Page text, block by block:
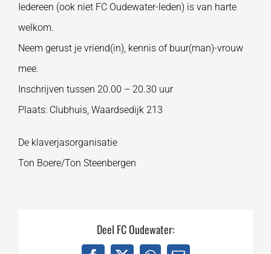
Iedereen (ook niet FC Oudewater-leden) is van harte
welkom.
Neem gerust je vriend(in), kennis of buur(man)-vrouw
mee.
Inschrijven tussen 20.00 – 20.30 uur
Plaats: Clubhuis, Waardsedijk 213
De klaverjasorganisatie
Ton Boere/Ton Steenbergen
Deel FC Oudewater: